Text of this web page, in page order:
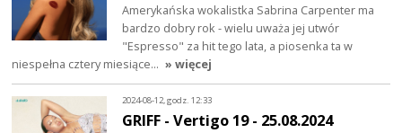
Amerykańska wokalistka Sabrina Carpenter ma
bardzo dobry rok - wielu uważa jej utwór
"Espresso" za hit tego lata, a piosenka ta w
niespełna cztery miesiące… » więcej
2024-08-12, godz. 12:33
GRIFF - Vertigo 19 - 25.08.2024